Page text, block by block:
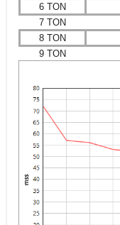
6 TON
7 TON
8 TON
9 TON